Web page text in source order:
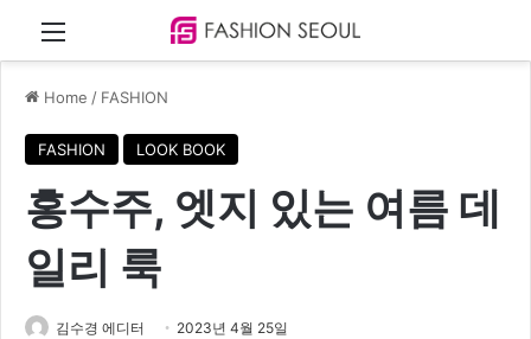
Menu
Home / FASHION
FASHION LOOK BOOK
홍수주, 엣지 있는 여름 데
일리 룩
김수경 에디터 2023년 4월 25일